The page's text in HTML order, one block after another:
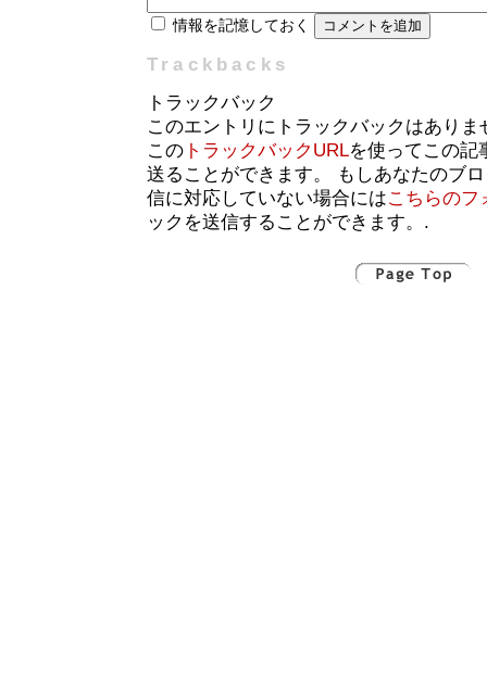
情報を記憶しておく
Trackbacks
トラックバック
このエントリにトラックバックはありま
この トラックバックURLを使ってこの記
送ることができます。 もしあなたのブ
信に対応していない場合にはこちらのフ
ックを送信することができます。.